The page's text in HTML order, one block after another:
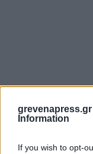
grevenapress.gr
Information
If you wish to opt-